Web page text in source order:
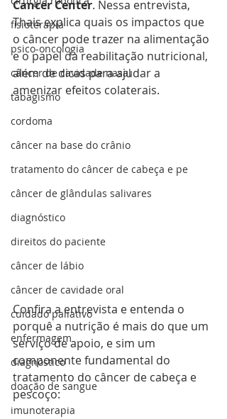
fisioterapia
psico-oncologia
câncer de cavidade nasal
tabagismo
cordoma
câncer na base do crânio
tratamento do câncer de cabeça e pe
câncer de glândulas salivares
diagnóstico
direitos do paciente
câncer de lábio
câncer de cavidade oral
cuidado paliativo
enfermagem
diagnóstico
doação de sangue
imunoterapia
Cancer Center. Nessa entrevista,
Thais explica quais os impactos que
o câncer pode trazer na alimentação
e o papel da reabilitação nutricional,
além de dicas para ajudar a
amenizar efeitos colaterais.
Confira a entrevista e entenda o
porquê a nutrição é mais do que um
serviço de apoio, e sim um
componente fundamental do
tratamento do câncer de cabeça e
pescoço: